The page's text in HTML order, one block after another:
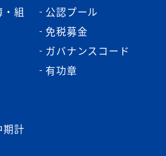
組
期計
公認プール
免税募金
ガバナンスコード
有功章